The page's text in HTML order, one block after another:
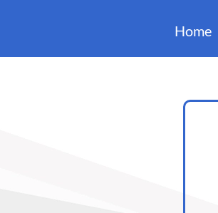
Home